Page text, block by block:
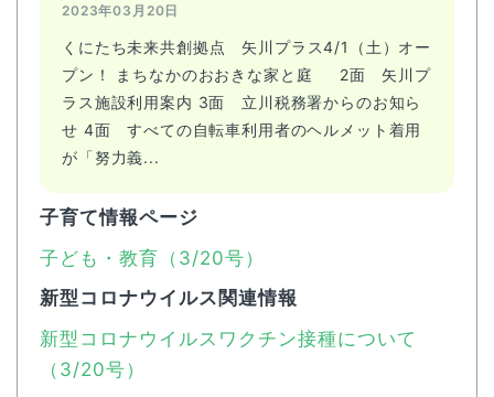
2023年03月20日
くにたち未来共創拠点 矢川プラス4/1（土）オー
プン！ まちなかのおおきな家と庭 2面 矢川プ
ラス施設利用案内 3面 立川税務署からのお知ら
せ 4面 すべての自転車利用者のヘルメット着用
が「努力義...
子育て情報ページ
子ども・教育（3/20号）
新型コロナウイルス関連情報
新型コロナウイルスワクチン接種について
（3/20号）